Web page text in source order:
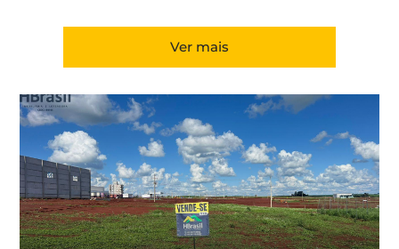
Ver mais